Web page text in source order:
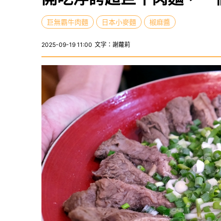
巨無霸牛肉麵 日本小麥麵 椒麻醬
2025-09-19 11:00 文字：謝蘿莉